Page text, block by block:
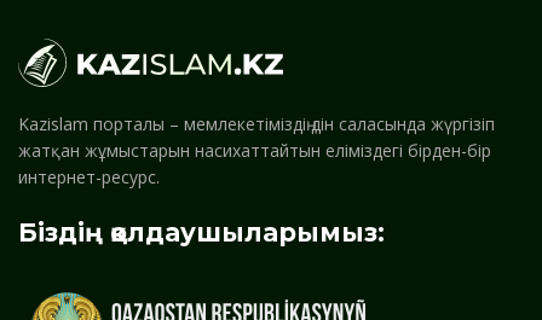
Kazislam порталы – мемлекетіміздің дін саласында жүргізіп
жатқан жұмыстарын насихаттайтын еліміздегі бірден-бір
интернет-ресурс.
Біздің қолдаушыларымыз: